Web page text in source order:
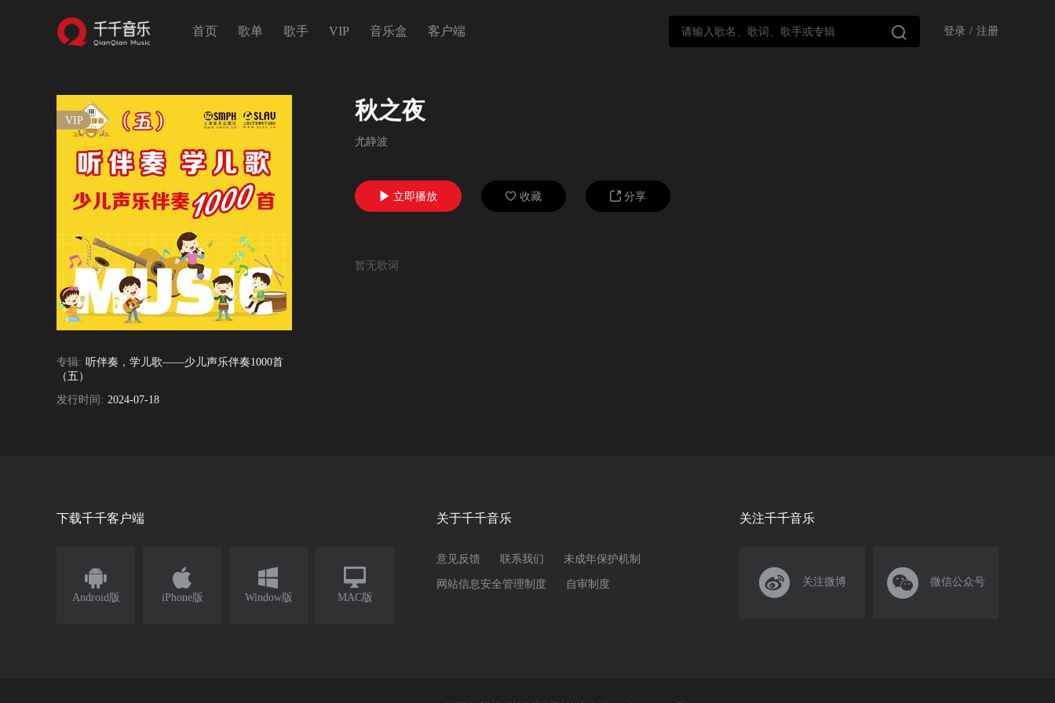
首页 歌单 歌手 VIP 音乐盒 客户端  登录 / 注册
VIP
专辑: 听伴奏，学儿歌——少儿声乐伴奏1000首
（五）
发行时间: 2024-07-18
秋之夜
尤静波
 立即播放  收藏  分享
暂无歌词
下载千千客户端

Android版

iPhone版

Window版

MAC版
关于千千音乐
意见反馈 联系我们 未成年保护机制
网站信息安全管理制度 自审制度
关注千千音乐
 关注微博  微信公众号